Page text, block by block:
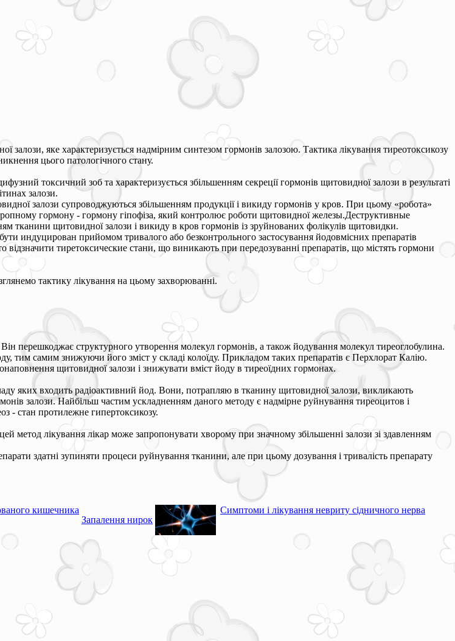
залози, яке характеризується надмірним синтезом гормонів залозою. Тактика лікування тиреотоксикозу
цього патологічного стану.
токсичний зоб та характеризується збільшенням секреції гормонів щитовидної залози в результаті
залози.
залози супроводжуються збільшенням продукції і викиду гормонів у кров. При цьому «робота»
гормону - гормону гіпофіза, який контролює роботи щитовидної железы.Деструктивные
тканини щитовидної залози і викиду в кров гормонів із зруйнованих фолікулів щитовидки.
индуцирован прийомом тривалого або безконтрольного застосування йодовмісних препаратів
тиретоксические стани, що виникають при передозуванні препаратів, що містять гормони
тактику лікування на цьому захворюванні.
перешкоджає структурного утворення молекул гормонів, а також йодування молекул тиреоглобулина.
тим самим знижуючи його зміст у складі колоїду. Прикладом таких препаратів є Перхлорат Калію.
щитовидної залози і знижувати вміст йоду в тиреоїдних гормонах.
яких входить радіоактивний йод. Вони, потрапляю в тканину щитовидної залози, викликають
залози. Найбільш частим ускладненням даного методу є надмірне руйнування тиреоцитов і
- стан протилежне гипертоксикозу.
метод лікування лікар може запропонувати хворому при значному збільшенні залози зі здавленням
здатні зупиняти процеси руйнування тканини, але при цьому дозування і тривалість препарату
кишечника
Запалення нирок
Симптоми і лікування невриту сідничного нерва